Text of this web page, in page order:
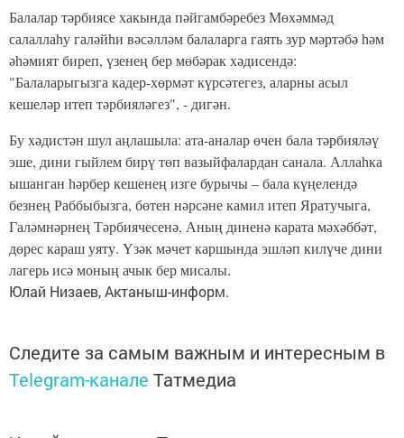
Балалар тәрбиясе хакында пәйгамбәребез Мөхәммәд
салаллаһу галәйһи вәсәлләм балаларга гаять зур мәртәбә һәм
әһәмият биреп, үзенең бер мөбәрак хәдисендә:
"Балаларыгызга кадер-хөрмәт күрсәтегез, аларны асыл
кешеләр итеп тәрбияләгез", - дигән.
Бу хәдистән шул аңлашыла: ата-аналар өчен бала тәрбияләү
эше, дини гыйлем бирү төп вазыйфалардан санала. Аллаһка
ышанган һәрбер кешенең изге бурычы – бала күңелендә
безнең Раббыбызга, бөтен нәрсәне камил итеп Яратучыга,
Галәмнәрнең Тәрбиячесенә, Аның диненә карата мәхәббәт,
дөрес караш уяту. Үзәк мәчет каршында эшләп килүче дини
лагерь исә моның ачык бер мисалы.
Юлай Низаев, Актаныш-информ.
Следите за самым важным и интересным в
Telegram-канале Татмедиа